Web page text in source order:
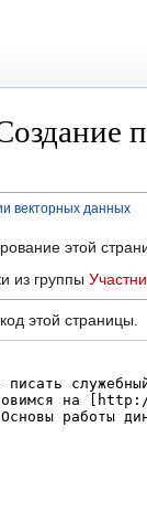
векторных данных
этой
из группы
этой страницы.